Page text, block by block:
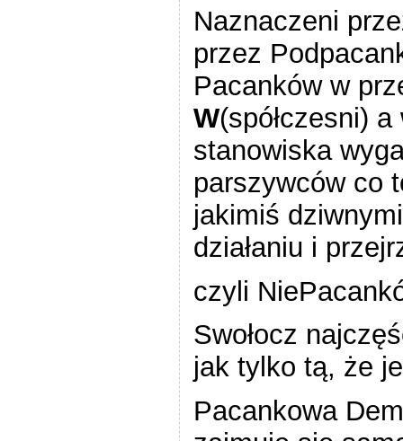
Naznaczeni
przez
Pacanków w
W(spółczesni)
stanowiska
parszywców co
jakimiś
działaniu i
czyli
Swołocz
jak tylko tą, że
Pacankowa